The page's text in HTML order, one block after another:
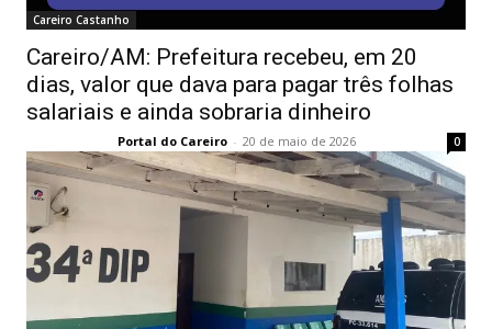
Careiro Castanho
Careiro/AM: Prefeitura recebeu, em 20
dias, valor que dava para pagar três folhas
salariais e ainda sobraria dinheiro
Portal do Careiro - 20 de maio de 2026 0